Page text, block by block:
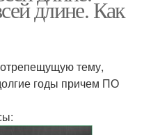
длине. Как
тему,
годы причем ПО